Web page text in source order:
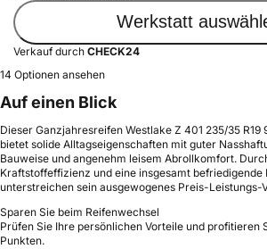
Werkstatt
Verkauf durch CHECK24
14 Optionen ansehen
Auf einen Blick
Dieser Ganzjahresreifen Westlake Z 401 235/35 R19
bietet solide Alltagseigenschaften mit guter
Bauweise und angenehm leisem Abrollkomfort.
Kraftstoffeffizienz und eine insgesamt befriedigende
unterstreichen sein ausgewogenes Preis-Leistungs-
Sparen Sie beim Reifenwechsel
Prüfen Sie Ihre persönlichen Vorteile und profitieren
Punkten.